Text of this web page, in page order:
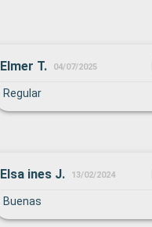
Elmer T. 04/07/2025
Regular
Elsa ines J. 13/02/2024
Buenas